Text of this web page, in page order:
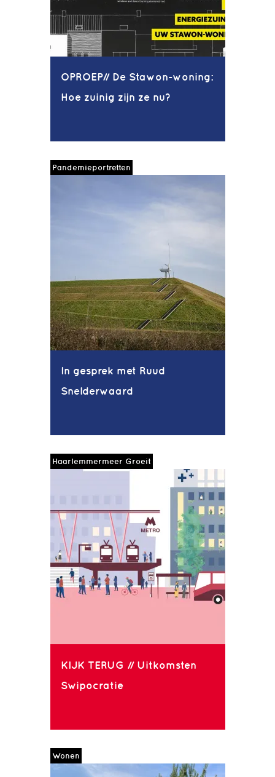
OPROEP// De Stawon-woning:
Hoe zuinig zijn ze nu?
Pandemieportretten
In gesprek met Ruud
Snelderwaard
Haarlemmermeer Groeit
KIJK TERUG // Uitkomsten
Swipocratie
Wonen